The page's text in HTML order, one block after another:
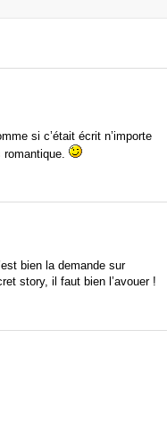
si c’était écrit n’importe
bien la demande sur
story, il faut bien l’avouer !